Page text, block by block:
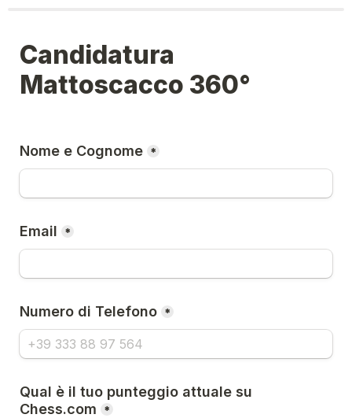
Candidatura
Mattoscacco 360°
Nome e Cognome *
Email *
Numero di Telefono *
Qual è il tuo punteggio attuale su
Chess.com
*